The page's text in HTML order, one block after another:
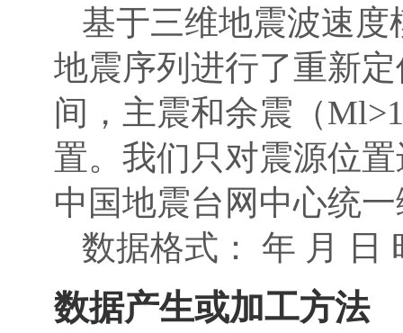
基于三维地震波速度
地震序列进行了重新定
间，主震和余震（
置。我们只对震源位
中国地震台网中心统
数据格式： 年 月 日
数据产生或加工方法